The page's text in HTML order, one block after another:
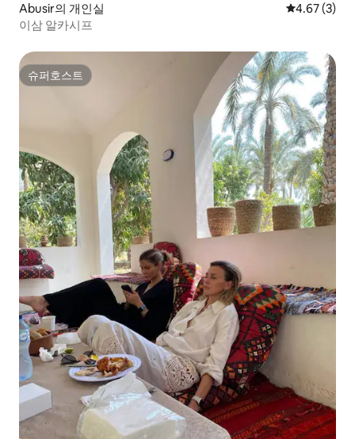
Abusir의 개인실 평점 4.67점
4.67 (3)
이삼 알카시프
슈퍼호스트
슈퍼호스트